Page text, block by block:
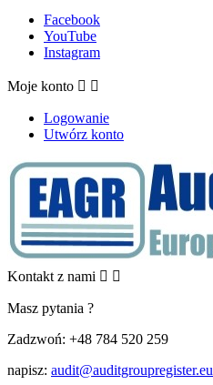
Facebook
YouTube
Instagram
Moje konto  
Logowanie
Utwórz konto
Kontakt z nami  
Masz pytania ?
Zadzwoń: +48 784 520 259
napisz: audit@auditgroupregister.eu